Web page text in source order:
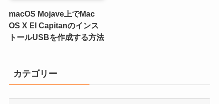
macOS Mojave上でMac
OS X El Capitanのインス
トールUSBを作成する方法
カテゴリー